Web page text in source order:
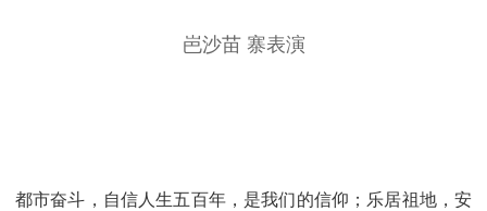
岜沙苗 寨表演
都市奋斗，自信人生五百年，是我们的信仰；乐居祖地，安